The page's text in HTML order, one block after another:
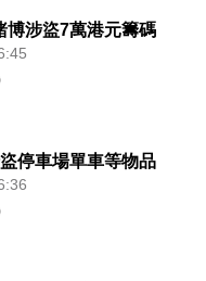
博涉盜7萬港元籌碼
停車場單車等物品